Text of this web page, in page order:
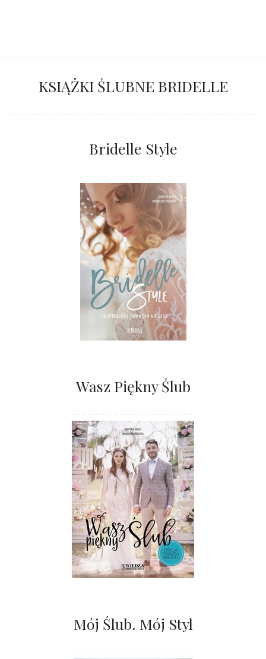
KSIĄŻKI ŚLUBNE BRIDELLE
Bridelle Style
Wasz Piękny Ślub
Mój Ślub. Mój Styl